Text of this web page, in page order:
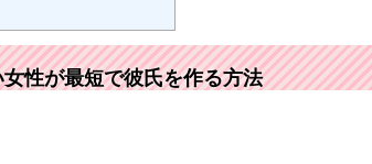
性が最短で彼氏を作る方法